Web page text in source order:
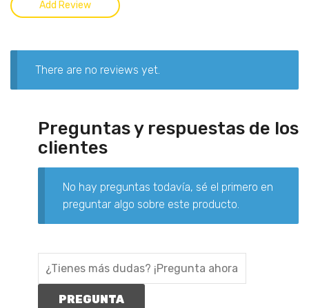
There are no reviews yet.
Preguntas y respuestas de los
clientes
No hay preguntas todavía, sé el primero en
preguntar algo sobre este producto.